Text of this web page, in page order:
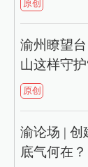
原创
渝州瞭望
山这样守护
原创
渝论场 | 创
底气何在？